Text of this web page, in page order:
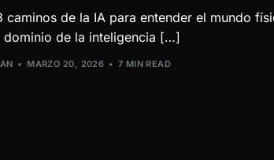
caminos de la IA para entender el mundo
dominio de la inteligencia […]
MARZO 20, 2026 7 MIN READ